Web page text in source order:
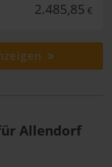
2.485,85 €
Allendorf